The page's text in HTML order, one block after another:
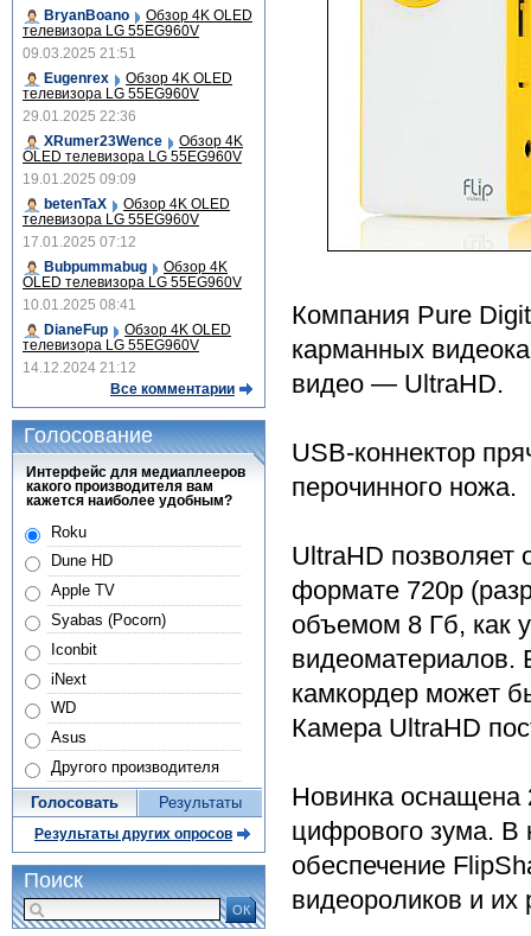
Компания Pure
карманных
видео — UltraHD.
USB-коннектор
перочинного ножа.
UltraHD позволяет
формате 720p
объемом 8 Гб, как
видеоматериалов.
камкордер может
Камера UltraHD
Новинка оснащена
цифрового зума. В
обеспечение
видеороликов и их
BryanBoano
Обзор 4K OLED
телевизора LG 55EG960V
09.03.2025 21:51
Eugenrex
Обзор 4K OLED
телевизора LG 55EG960V
29.01.2025 22:36
XRumer23Wence
Обзор 4K
OLED телевизора LG 55EG960V
19.01.2025 09:09
betenTaX
Обзор 4K OLED
телевизора LG 55EG960V
17.01.2025 07:12
Bubpummabug
Обзор 4K
OLED телевизора LG 55EG960V
10.01.2025 08:41
DianeFup
Обзор 4K OLED
телевизора LG 55EG960V
14.12.2024 21:12
Все комментарии
Голосование
Интерфейс для медиаплееров
какого производителя вам
кажется наиболее удобным?
Roku
Dune HD
Apple TV
Syabas (Pocorn)
Iconbit
iNext
WD
Asus
Другого производителя
Голосовать Результаты
Результаты других опросов
Поиск
ОК